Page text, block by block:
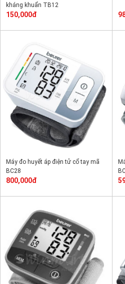
kháng khuẩn TB12
150,000đ
Máy đo huyết áp điện tử cổ tay mã
BC28
800,000đ